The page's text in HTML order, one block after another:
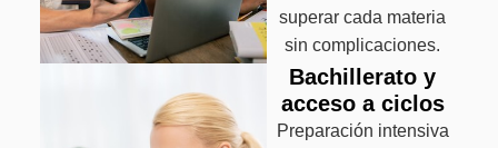
superar cada materia
sin complicaciones.
Bachillerato y
acceso a ciclos
Preparación intensiva